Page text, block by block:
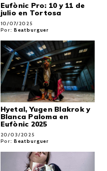
Eufònic Pro: 10 y 11 de
julio en Tortosa
10/07/2025
Por: Beatburguer
Hyetal, Yugen Blakrok y
Blanca Paloma en
Eufònic 2025
20/03/2025
Por: Beatburguer